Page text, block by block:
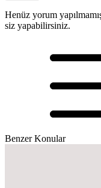
Henüz yorum
siz yapabilirsiniz.
Benzer Konular